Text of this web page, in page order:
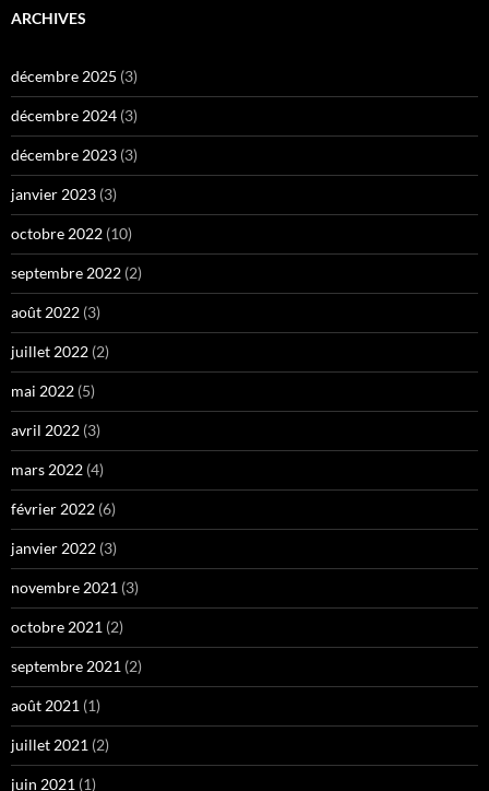
ARCHIVES
décembre 2025 (3)
décembre 2024 (3)
décembre 2023 (3)
janvier 2023 (3)
octobre 2022 (10)
septembre 2022 (2)
août 2022 (3)
juillet 2022 (2)
mai 2022 (5)
avril 2022 (3)
mars 2022 (4)
février 2022 (6)
janvier 2022 (3)
novembre 2021 (3)
octobre 2021 (2)
septembre 2021 (2)
août 2021 (1)
juillet 2021 (2)
juin 2021 (1)